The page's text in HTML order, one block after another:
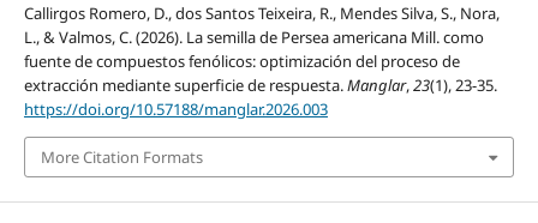
Callirgos Romero, D., dos Santos Teixeira, R., Mendes Silva, S., Nora,
L., & Valmos, C. (2026). La semilla de Persea americana Mill. como
fuente de compuestos fenólicos: optimización del proceso de
extracción mediante superficie de respuesta.Manglar,23(1), 23-35.
https://doi.org/10.57188/manglar.2026.003
More Citation Formats